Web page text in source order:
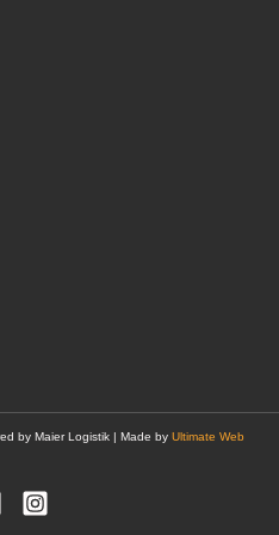
by Maier Logistik | Made by Ultimate Web